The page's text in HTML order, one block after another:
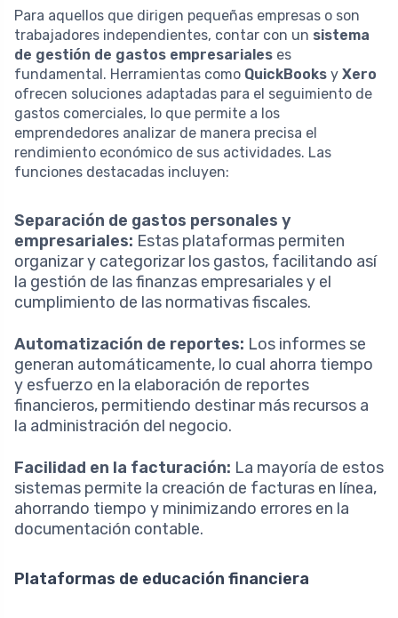
Para aquellos que dirigen pequeñas empresas o son
trabajadores independientes, contar con un sistema
de gestión de gastos empresariales es
fundamental. Herramientas como QuickBooks y Xero
ofrecen soluciones adaptadas para el seguimiento de
gastos comerciales, lo que permite a los
emprendedores analizar de manera precisa el
rendimiento económico de sus actividades. Las
funciones destacadas incluyen:
Separación de gastos personales y
empresariales: Estas plataformas permiten
organizar y categorizar los gastos, facilitando así
la gestión de las finanzas empresariales y el
cumplimiento de las normativas fiscales.
Automatización de reportes: Los informes se
generan automáticamente, lo cual ahorra tiempo
y esfuerzo en la elaboración de reportes
financieros, permitiendo destinar más recursos a
la administración del negocio.
Facilidad en la facturación: La mayoría de estos
sistemas permite la creación de facturas en línea,
ahorrando tiempo y minimizando errores en la
documentación contable.
Plataformas de educación financiera